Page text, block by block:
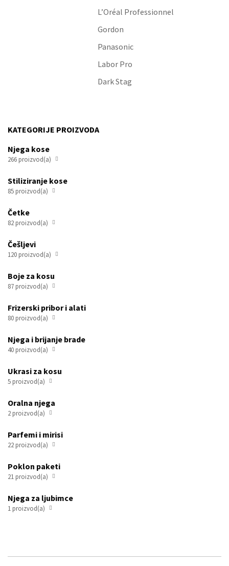
L’Oréal Professionnel
Gordon
Panasonic
Labor Pro
Dark Stag
KATEGORIJE PROIZVODA
Njega kose
266 proizvod(a) 
Stiliziranje kose
85 proizvod(a) 
Četke
82 proizvod(a) 
Češljevi
120 proizvod(a) 
Boje za kosu
87 proizvod(a) 
Frizerski pribor i alati
80 proizvod(a) 
Njega i brijanje brade
40 proizvod(a) 
Ukrasi za kosu
5 proizvod(a) 
Oralna njega
2 proizvod(a) 
Parfemi i mirisi
22 proizvod(a) 
Poklon paketi
21 proizvod(a) 
Njega za ljubimce
1 proizvod(a) 